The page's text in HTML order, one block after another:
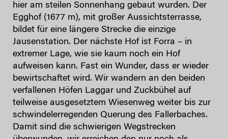
hier am steilen Sonnenhang gebaut wurden. Der
Egghof (1677 m), mit großer Aussichtsterrasse,
bildet für eine längere Strecke die einzige
Jausenstation. Der nächste Hof ist Forra – in
extremer Lage, wie sie kaum noch ein Hof
aufweisen kann. Fast ein Wunder, dass er wieder
bewirtschaftet wird. Wir wandern an den beiden
verfallenen Höfen Laggar und Zuckbühel auf
teilweise ausgesetztem Wiesenweg weiter bis zur
schwindelerregenden Querung des Fallerbaches.
Damit sind die schwierigen Wegstrecken